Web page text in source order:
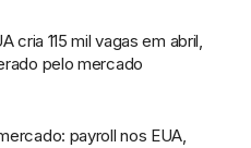
cria 115 mil vagas em abril,
pelo mercado
payroll nos EUA,